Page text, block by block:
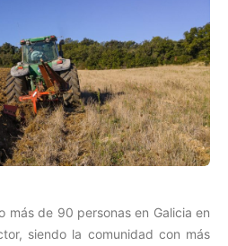
más de 90 personas en Galicia en
siendo la comunidad con más